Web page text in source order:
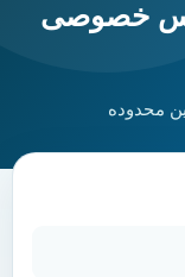
خصوصی
محدوده